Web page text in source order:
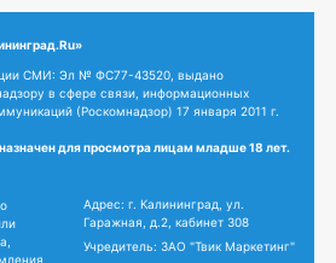
СМИ: Эл № ФС77-43520, выдано
в сфере связи, информационных
(Роскомнадзор) 17 января 2011 г.
для просмотра лицам младше 18 лет.
Адрес: г. Калининград, ул.
Гаражная, д.2, кабинет 308
Учредитель: ЗАО "Твик Маркетинг"